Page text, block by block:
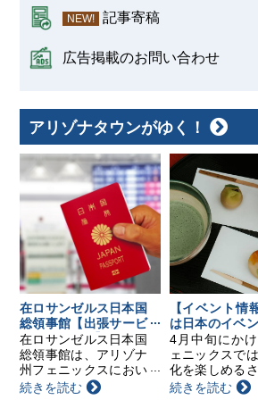
NEW! 記事寄稿
広告掲載のお問い合わせ
アリゾナタウンがゆく！
在ロサンゼルス日本国
総領事館【出張サービ
スのお知らせ】
在ロサンゼルス日本国
総領事館は、アリゾナ
州フェニックスにおい
て以下の日程で領事出
続きを読む
【イベント情
は日本のイベ
くさん！要チ
4月中旬にか
ェニックスで
化を楽しめる
なイベントが開
続きを読む